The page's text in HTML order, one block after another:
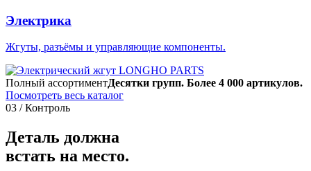
Электрика
Жгуты, разъёмы и управляющие компоненты.
Полный ассортиментДесятки групп. Более 4 000 артикулов.
Посмотреть весь каталог
03 / Контроль
Деталь должна
встать на место.